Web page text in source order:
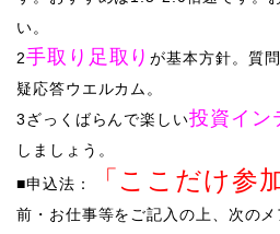
い。
2手取り足取りが基本方針。質
疑応答ウエルカム。
3ざっくばらんで楽しい投資イン
しましょう。
■申込法：
「ここだけ参
前・お仕事等をご記入の上、次の